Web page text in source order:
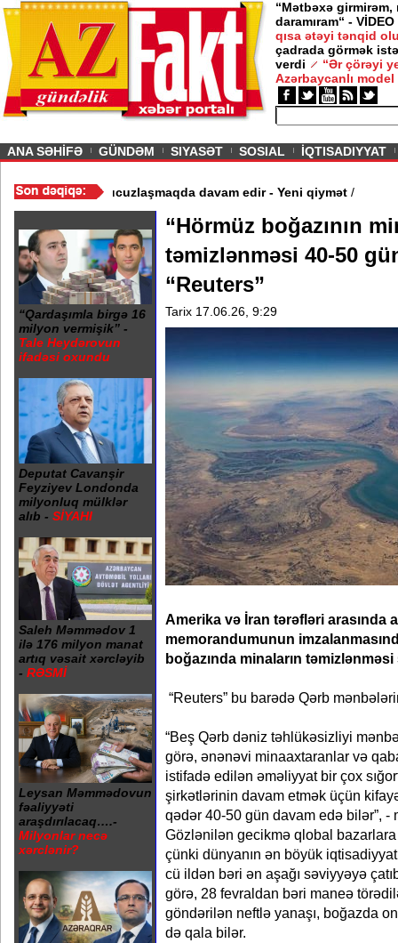
“Mətbəxə girmirəm,
daramıram“ - VİDEO
qısa ətəyi tənqid
çadrada görmək
verdi
“Ər çörəyi
Azərbaycanlı model
ANA SƏHİFƏ GÜNDƏM SIYASƏT SOSIAL İQTISADIYYAT
/Azərbaycan nefti ucuzlaşmaqda davam edir - Yeni qiymət
“Qardaşımla birgə 16
milyon vermişik” -
Tale Heydərovun
ifadəsi oxundu
Deputat Cavanşir
Feyziyev Londonda
milyonluq mülklər
alıb - SİYAHI
Saleh Məmmədov 1
ilə 176 milyon manat
artıq vəsait xərcləyib
- RƏSMİ
Leysan Məmmədovun
fəaliyyəti
araşdırılacaq….-
Milyonlar necə
xərclənir?
“Hörmüz boğazının
təmizlənməsi 40-50
“Reuters”
Tarix 17.06.26, 9:29
Amerika və İran tərəfləri arasında
memorandumunun
boğazında minaların
“Reuters” bu barədə Qərb
“Beş Qərb dəniz təhlükəsizliyi
görə, ənənəvi minaaxtaranlar və
istifadə edilən əməliyyat bir çox
şirkətlərinin davam etmək üçün
qədər 40-50 gün davam edə bilər”, -
Gözlənilən gecikmə qlobal
çünki dünyanın ən böyük
cü ildən bəri ən aşağı səviyyəyə
görə, 28 fevraldan bəri maneə
göndərilən neftlə yanaşı, boğazda
də qala bilər.